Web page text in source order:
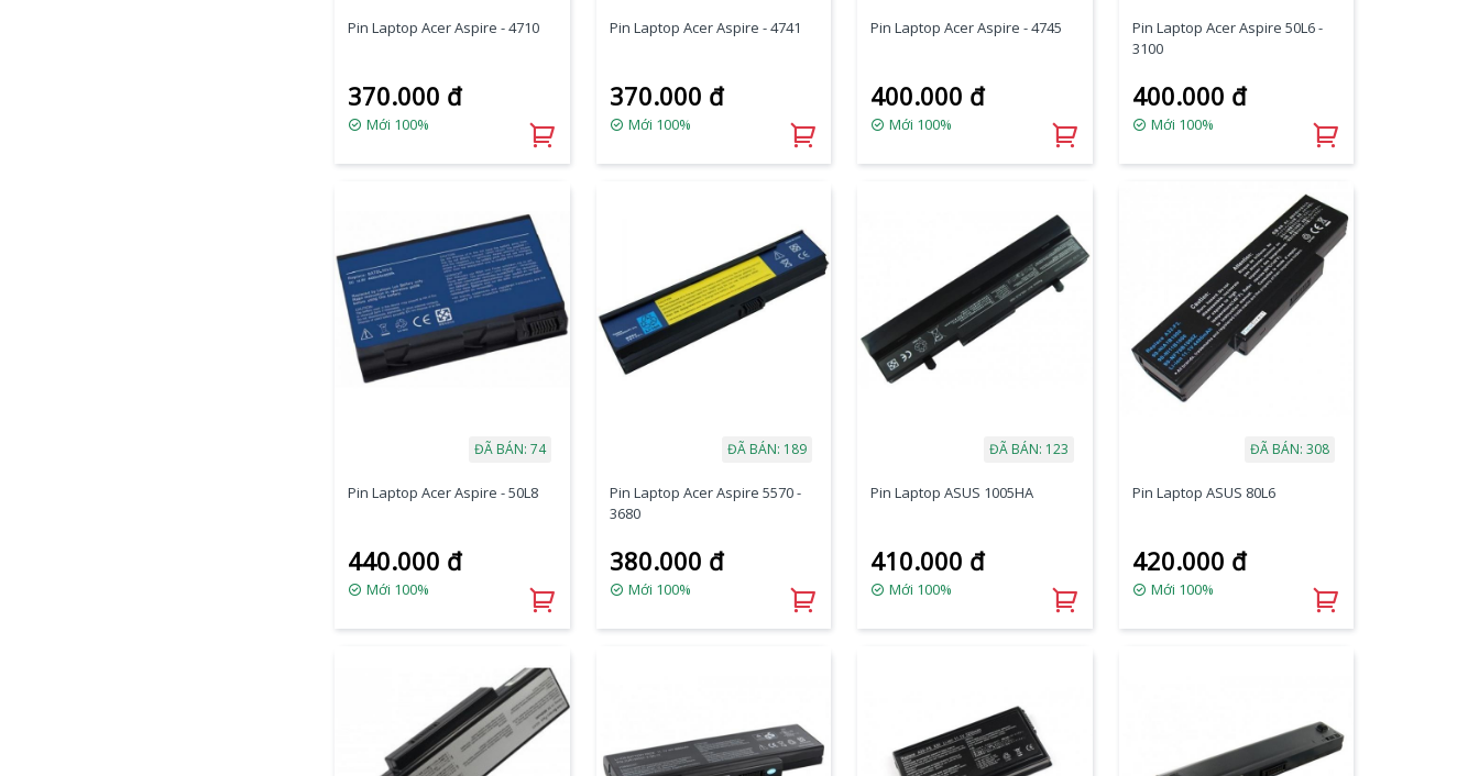
Pin Laptop Acer Aspire - 4710
370.000 đ
Mới 100%
Pin Laptop Acer Aspire - 4741
370.000 đ
Mới 100%
Pin Laptop Acer Aspire - 4745
400.000 đ
Mới 100%
Pin Laptop Acer Aspire 50L6 -
3100
400.000 đ
Mới 100%
ĐÃ BÁN: 74
Pin Laptop Acer Aspire - 50L8
440.000 đ
Mới 100%
ĐÃ BÁN: 189
Pin Laptop Acer Aspire 5570 -
3680
380.000 đ
Mới 100%
ĐÃ BÁN: 123
Pin Laptop ASUS 1005HA
410.000 đ
Mới 100%
ĐÃ BÁN: 308
Pin Laptop ASUS 80L6
420.000 đ
Mới 100%